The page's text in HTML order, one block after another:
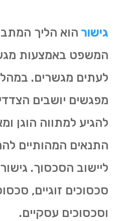
גישור הוא הליך
המשפט באמצעות
לעתים מגשרים.
מפגשים יושבים
להגיע למתווה הוגן
התנאים המהותיים
ליישוב הסכסוך.
סכסוכים זוגיים,
וסכסוכים עסקיים.